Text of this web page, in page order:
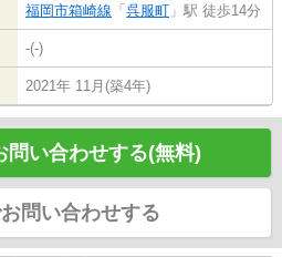
福岡市箱崎線 「 呉服町 」駅 徒歩14分
-(-)
2021年 11月(築4年)
問い合わせする(無料)
問い合わせする